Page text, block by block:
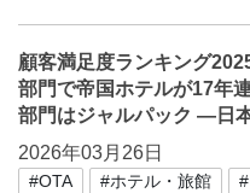
顧客満足度ランキング
部門で帝国ホテルが17年
部門はジャルパック ―日
2026年03月26日
#OTA #ホテル・旅館